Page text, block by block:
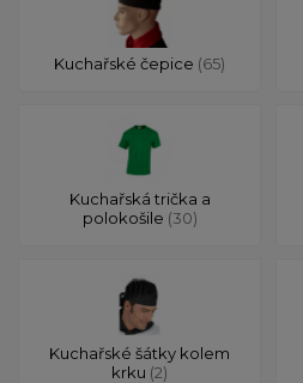
Kuchařské čepice (65)
Kuchařská trička a
polokošile (30)
Kuchařské šátky kolem
krku (2)